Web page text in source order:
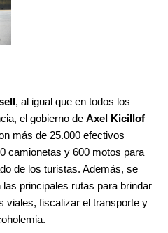
, al igual que en todos los
el gobierno de Axel Kicillof
más de 25.000 efectivos
camionetas y 600 motos para
de los turistas. Además, se
principales rutas para brindar
viales, fiscalizar el transporte y